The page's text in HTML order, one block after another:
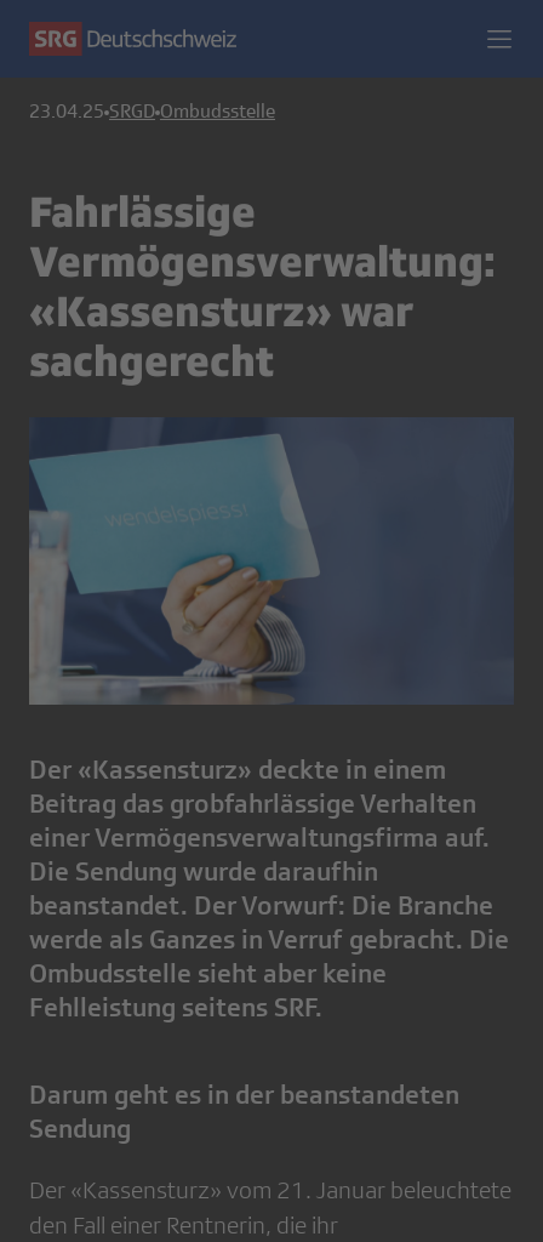
23.04.25 SRGD Ombudsstelle
Fahrlässige
Vermögensverwaltung:
«Kassensturz» war
sachgerecht
Der «Kassensturz» deckte in einem
Beitrag das grobfahrlässige Verhalten
einer Vermögensverwaltungsfirma auf.
Die Sendung wurde daraufhin
beanstandet. Der Vorwurf: Die Branche
werde als Ganzes in Verruf gebracht. Die
Ombudsstelle sieht aber keine
Fehlleistung seitens SRF.
Darum geht es in der beanstandeten
Sendung
Der «Kassensturz» vom 21. Januar beleuchtete
den Fall einer Rentnerin, die ihr